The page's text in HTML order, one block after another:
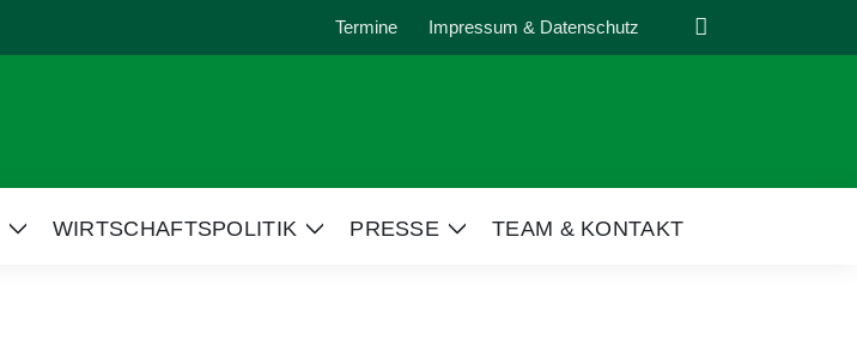
Termine Impressum & Datenschutz Suche
Zeige
WIRTSCHAFTSPOLITIK
Zeige
PRESSE
Zeige
TEAM & KONTAKT